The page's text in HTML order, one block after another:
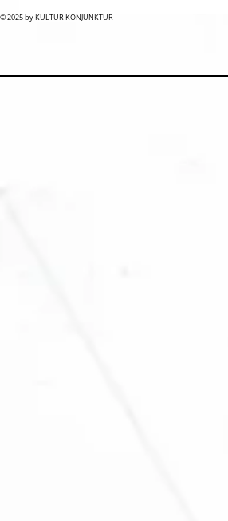
© 2025 by KULTUR KONJUNKTUR